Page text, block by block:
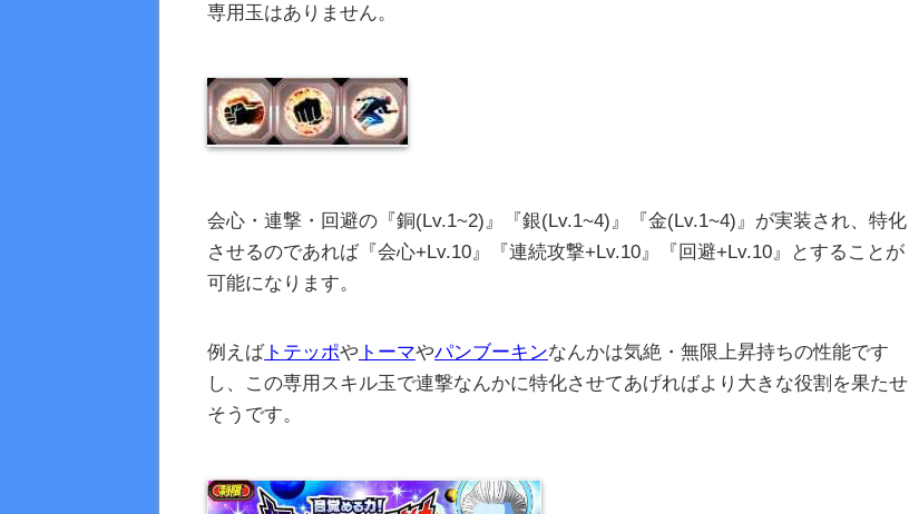
専用玉はありません。
会心・連撃・回避の『銅(Lv.1~2)』『銀(Lv.1~4)』『金(Lv.1~4)』が実装され、特化
させるのであれば『会心+Lv.10』『連続攻撃+Lv.10』『回避+Lv.10』とすることが
可能になります。
例えばトテッポや トーマやパンブーキンなんかは気絶・無限上昇持ちの性能です
し、この専用スキル玉で連撃なんかに特化させてあげればより大きな役割を果たせ
そうです。